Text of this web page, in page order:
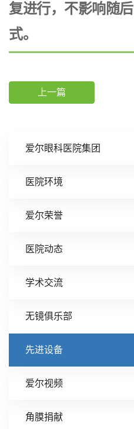
爱尔眼科医院集团
医院环境
爱尔荣誉
医院动态
学术交流
无镜俱乐部
先进设备
爱尔视频
角膜捐献
复进行，不影响随
式。
上一篇